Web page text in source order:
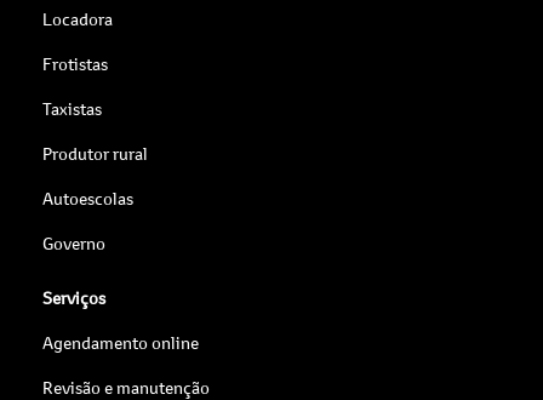
Locadora
Frotistas
Taxistas
Produtor rural
Autoescolas
Governo
Serviços
Agendamento online
Revisão e manutenção